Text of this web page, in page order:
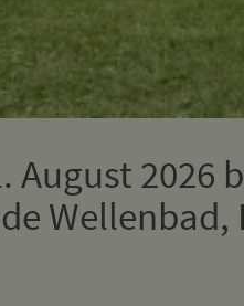
August 2026
Wellenbad,